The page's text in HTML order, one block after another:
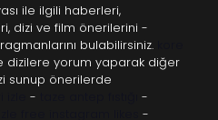
ile ilgili haberleri,
dizi ve film önerilerini -
bulabilirsiniz.
dizilere yorum yaparak diğer
sunup önerilerde
-
-
-